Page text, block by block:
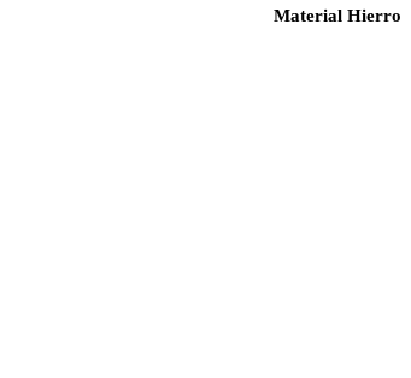
Material Hierro